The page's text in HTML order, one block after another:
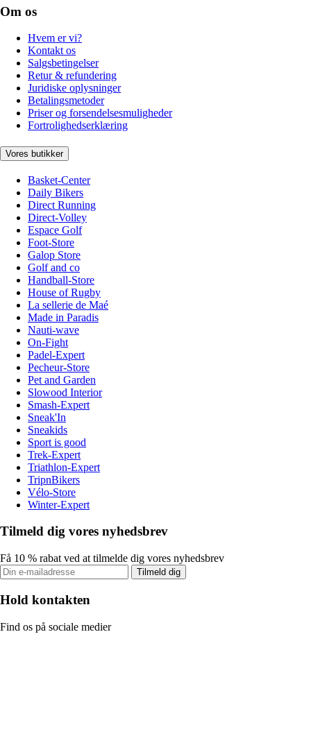
Om os
Hvem er vi?
Kontakt os
Salgsbetingelser
Retur & refundering
Juridiske oplysninger
Betalingsmetoder
Priser og forsendelsesmuligheder
Fortrolighedserklæring
Vores butikker
Basket-Center
Daily Bikers
Direct Running
Direct-Volley
Espace Golf
Foot-Store
Galop Store
Golf and co
Handball-Store
House of Rugby
La sellerie de Maé
Made in Paradis
Nauti-wave
On-Fight
Padel-Expert
Pecheur-Store
Pet and Garden
Slowood Interior
Smash-Expert
Sneak'In
Sneakids
Sport is good
Trek-Expert
Triathlon-Expert
TripnBikers
Vélo-Store
Winter-Expert
Tilmeld dig vores nyhedsbrev
Få 10 % rabat ved at tilmelde dig vores nyhedsbrev
Tilmeld dig
Hold kontakten
Find os på sociale medier